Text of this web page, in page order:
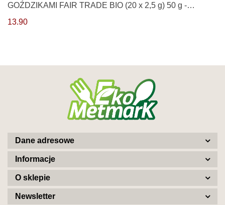
GOŹDZIKAMI FAIR TRADE BIO (20 x 2,5 g) 50 g -
13.90
Dane adresowe
Informacje
O sklepie
Newsletter